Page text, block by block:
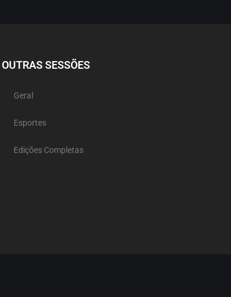
OUTRAS SESSÕES
Geral
Esportes
Edições Completas